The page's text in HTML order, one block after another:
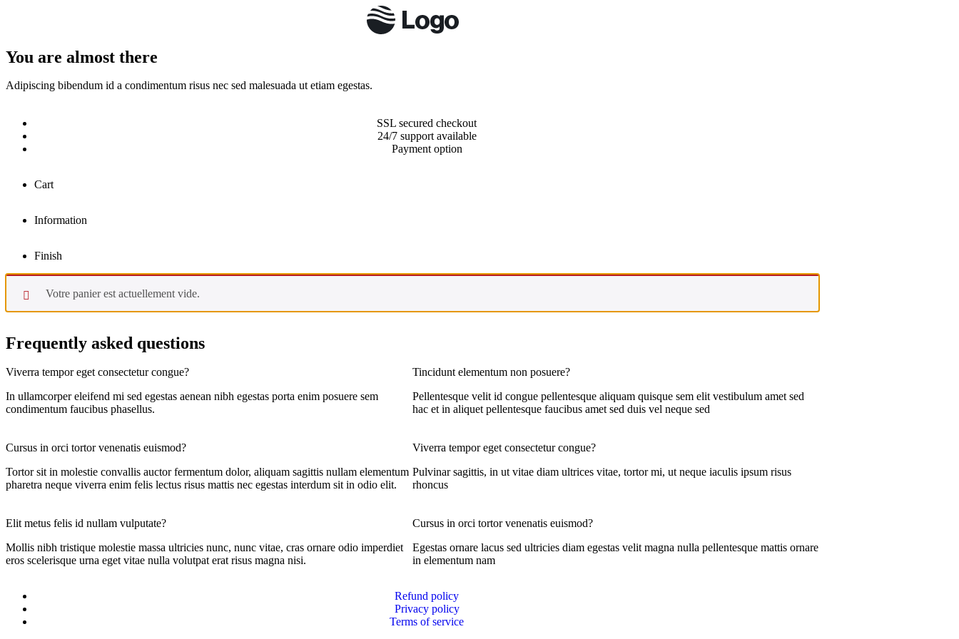
You are almost there
Adipiscing bibendum id a condimentum risus nec sed malesuada ut etiam egestas.
SSL secured checkout
24/7 support available
Payment option
Cart
Information
Finish
Votre panier est actuellement vide.
Frequently asked questions
Viverra tempor eget consectetur congue?
In ullamcorper eleifend mi sed egestas aenean nibh egestas porta enim posuere sem
condimentum faucibus phasellus.
Cursus in orci tortor venenatis euismod?
Tortor sit in molestie convallis auctor fermentum dolor, aliquam sagittis nullam elementum
pharetra neque viverra enim felis lectus risus mattis nec egestas interdum sit in odio elit.
Elit metus felis id nullam vulputate?
Mollis nibh tristique molestie massa ultricies nunc, nunc vitae, cras ornare odio imperdiet
eros scelerisque urna eget vitae nulla volutpat erat risus magna nisi.
Tincidunt elementum non posuere?
Pellentesque velit id congue pellentesque aliquam quisque sem elit vestibulum amet sed
hac et in aliquet pellentesque faucibus amet sed duis vel neque sed
Viverra tempor eget consectetur congue?
Pulvinar sagittis, in ut vitae diam ultrices vitae, tortor mi, ut neque iaculis ipsum risus
rhoncus
Cursus in orci tortor venenatis euismod?
Egestas ornare lacus sed ultricies diam egestas velit magna nulla pellentesque mattis ornare
in elementum nam
Refund policy
Privacy policy
Terms of service